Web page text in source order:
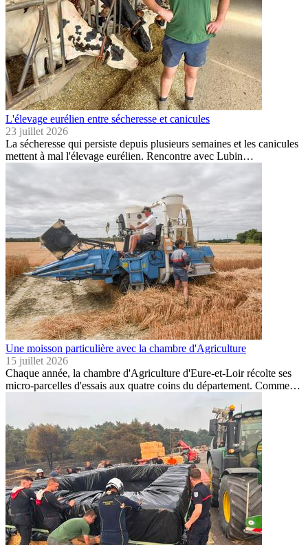
L'élevage eurélien entre sécheresse et canicules
23 juillet 2026
La sécheresse qui persiste depuis plusieurs semaines et les canicules
mettent à mal l'élevage eurélien. Rencontre avec Lubin…
Une moisson particulière avec la chambre d'Agriculture
15 juillet 2026
Chaque année, la chambre d'Agriculture d'Eure-et-Loir récolte ses
micro-parcelles d'essais aux quatre coins du département. Comme…